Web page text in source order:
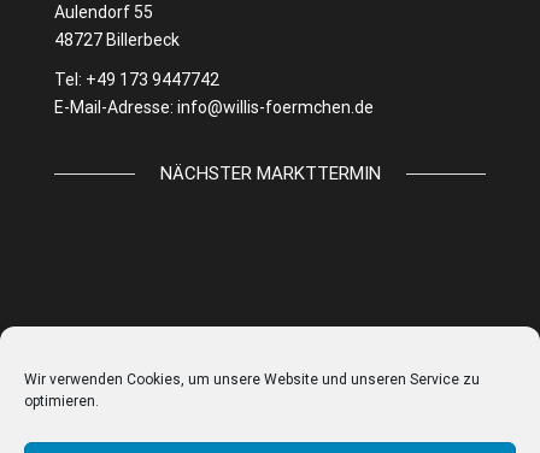
Wir verwenden Cookies, um unsere Website und unseren Service zu
optimieren.
Aulendorf 55
48727 Billerbeck
Tel: +49 173 9447742
E-Mail-Adresse: info@willis-foermchen.de
NÄCHSTER MARKTTERMIN